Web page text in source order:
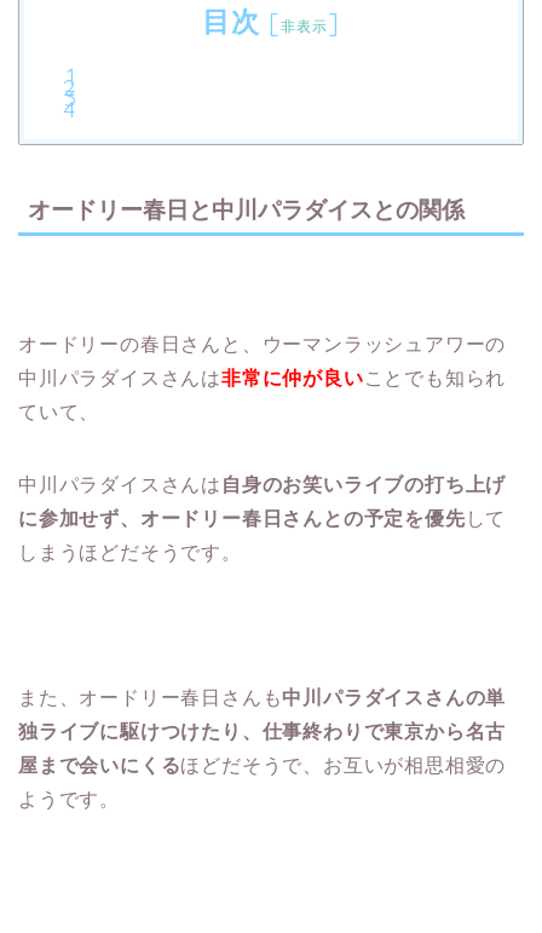
目次 [非表示]
オードリー春日と中川パラダイスとの関係
オードリーの春日さんと、ウーマンラッシュアワーの
中川パラダイスさんは非常に仲が良いことでも知られ
ていて、
中川パラダイスさんは 自身のお笑いライブの打ち上げ
に参加せず、オードリー春日さんとの予定を優先して
しまうほどだそうです。
また、オードリー春日さんも中川パラダイスさんの単
独ライブに駆けつけたり、仕事終わりで東京から名古
屋まで会いにくるほどだそうで、お互いが相思相愛の
ようです。